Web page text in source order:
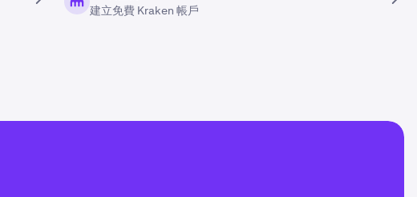
建立免費 Kraken 帳戶